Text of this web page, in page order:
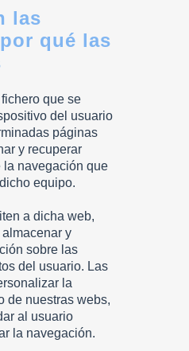
las
qué las
que se
del usuario
páginas
y recuperar
la navegación que
equipo.
a dicha web,
y
sobre las
del usuario. Las
la
de nuestras webs,
al usuario
la navegación.